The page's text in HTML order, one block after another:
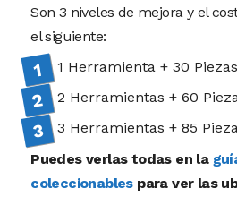
Son 3 niveles de mejora y el
el siguiente:
1 Herramienta + 30 Piezas
2 Herramientas + 60
3 Herramientas + 85
Puedes verlas todas en la
coleccionablespara ver las